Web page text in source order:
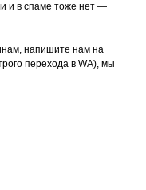
и в спаме тоже нет —
напишите нам на
перехода в WA), мы